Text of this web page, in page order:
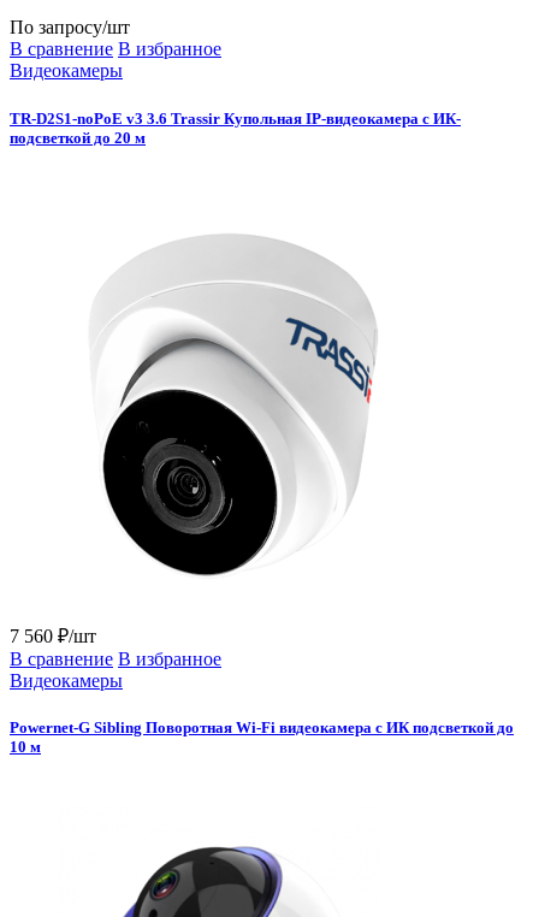
По запросу/шт
В сравнение В избранное
Видеокамеры
TR-D2S1-noPoE v3 3.6 Trassir Купольная IP-видеокамера с ИК-
подсветкой до 20 м
7 560 ₽/шт
В сравнение В избранное
Видеокамеры
Powernet-G Sibling Поворотная Wi-Fi видеокамера с ИК подсветкой до
10 м